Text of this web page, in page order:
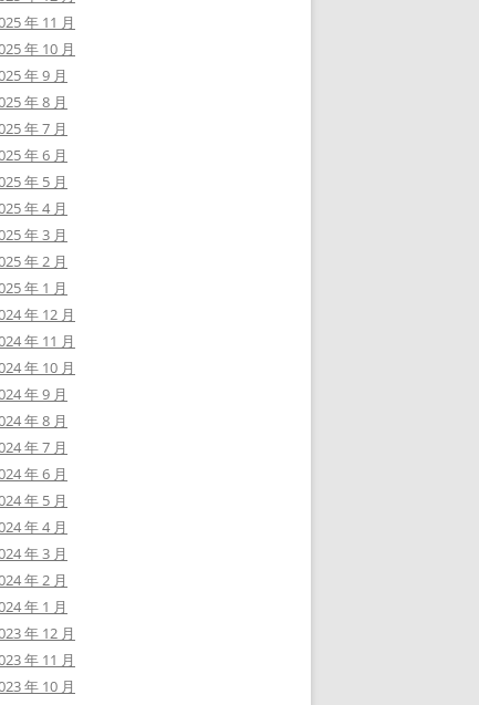
年 11 月
年 10 月
年 9 月
年 8 月
年 7 月
年 6 月
年 5 月
年 4 月
年 3 月
年 2 月
年 1 月
年 12 月
年 11 月
年 10 月
年 9 月
年 8 月
年 7 月
年 6 月
年 5 月
年 4 月
年 3 月
年 2 月
年 1 月
年 12 月
年 11 月
年 10 月